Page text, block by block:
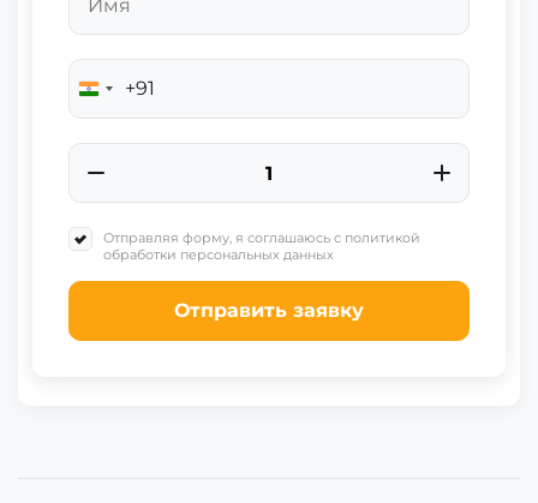
India
+91
+91
Отправляя форму, я соглашаюсь с политикой
обработки персональных данных
Отправить заявку